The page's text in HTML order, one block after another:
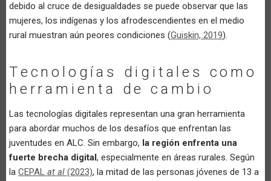
debido al cruce de desigualdades se puede observar que las
mujeres, los indígenas y los afrodescendientes en el medio
rural muestran aún peores condiciones (Guiskin, 2019).
Tecnologías digitales como
herramienta de cambio
Las tecnologías digitales representan una gran herramienta
para abordar muchos de los desafíos que enfrentan las
juventudes en ALC. Sin embargo, la región enfrenta una
fuerte brecha digital, especialmente en áreas rurales. Según
la CEPAL at al (2023), la mitad de las personas jóvenes de 13 a